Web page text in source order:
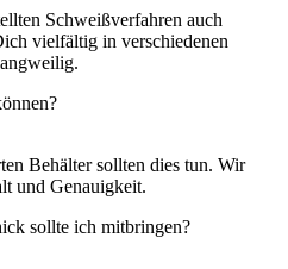
Schweißverfahren auch
vielfältig in verschiedenen
Behälter sollten dies tun. Wir
und Genauigkeit.
sollte ich mitbringen?